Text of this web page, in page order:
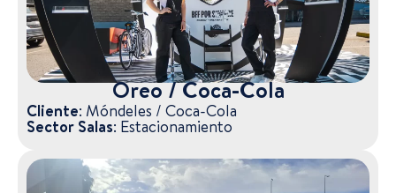
Oreo / Coca-Cola
Cliente: Móndeles / Coca-Cola
Sector Salas: Estacionamiento